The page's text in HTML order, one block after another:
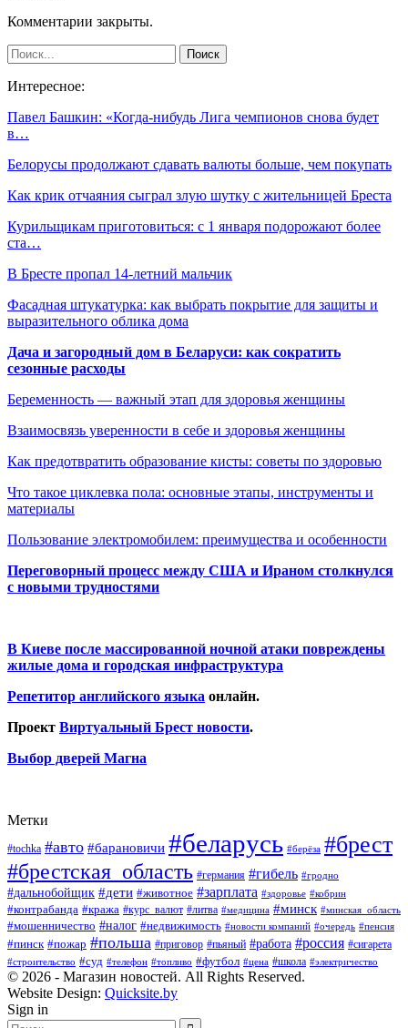
Комментарии закрыты.
Интересное:
Павел Башкин: «Когда-нибудь Лига чемпионов снова будет
в…
Белорусы продолжают сдавать валюты больше, чем покупать
Как крик отчаяния сыграл злую шутку с жительницей Бреста
Курильщикам приготовиться: с 1 января подорожают более
ста…
В Бресте пропал 14-летний мальчик
Фасадная штукатурка: как выбрать покрытие для защиты и
выразительного облика дома
Дача и загородный дом в Беларуси: как сократить
сезонные расходы
Беременность — важный этап для здоровья женщины
Взаимосвязь уверенности в себе и здоровья женщины
Как предотвратить образование кисты: советы по здоровью
Что такое циклевка пола: основные этапы, инструменты и
материалы
Пользование электромобилем: преимущества и особенности
Переговорный процесс между США и Ираном столкнулся
с новыми трудностями
В Киеве после массированной ночной атаки повреждены
жилые дома и городская инфраструктура
Репетитор английского языка онлайн.
Проект Виртуальный Брест новости.
Выбор дверей Магна
Метки
#tochka #авто #барановичи #беларусь #берёза #брест
#брестская_область #германия #гибель #гродно
#дальнобойщик #дети #животное #зарплата #здоровье #кобрин
#контрабанда #кража #курс_валют #литва #медицина #минск #минская_область
#мошенничество #налог #недвижимость #новости компаний #очередь #пенсия
#пинск #пожар #польша #приговор #пьяный #работа #россия #сигарета
#строительство #суд #телефон #топливо #футбол #цена #школа #электричество
© 2026 - Магазин новостей. All Rights Reserved.
Website Design: Quicksite.by
Sign in